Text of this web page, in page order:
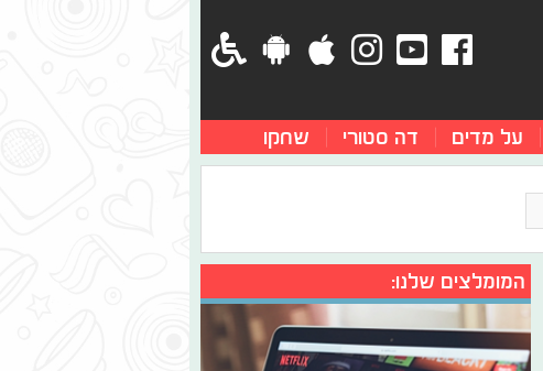
על מדים דה סטורי שחקו
המומלצים שלנו: